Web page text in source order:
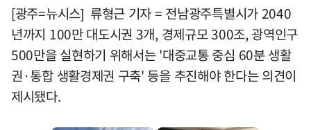
[광주=뉴시스] 류형근 기자 = 전남광주특별시가 2040
년까지 100만 대도시권 3개, 경제규모 300조, 광역인구
500만을 실현하기 위해서는 '대중교통 중심 60분 생활
권·통합 생활경제권 구축' 등을 추진해야 한다는 의견이
제시됐다.